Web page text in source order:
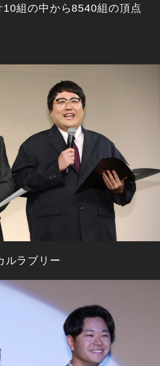
組の中から8540組の頂点
ルラブリー